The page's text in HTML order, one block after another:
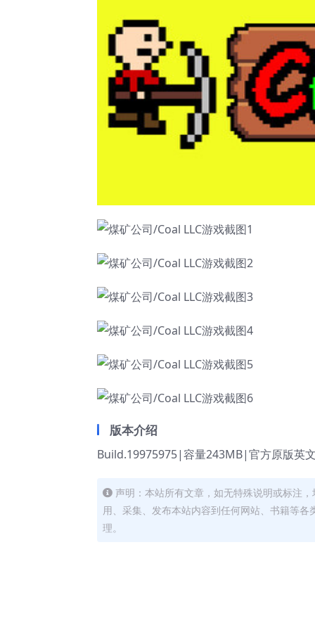
版本介绍
Build.19975975|容量243MB|官方原版英
声明：本站所有文章，如无特殊说明或标注
用、采集、发布本站内容到任何网站、书籍等
理。